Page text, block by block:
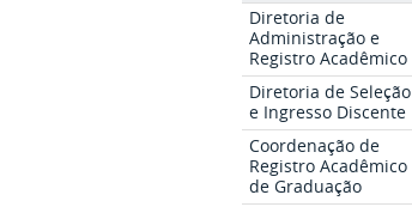
Diretoria de
Administração e
Registro Acadêmico
Diretoria de Seleção
e Ingresso Discente
Coordenação de
Registro Acadêmico
de Graduação